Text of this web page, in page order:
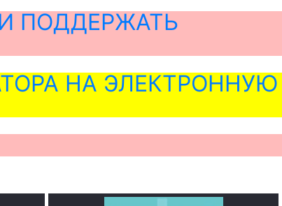
ПОДДЕРЖАТЬ
НА ЭЛЕКТРОННУЮ